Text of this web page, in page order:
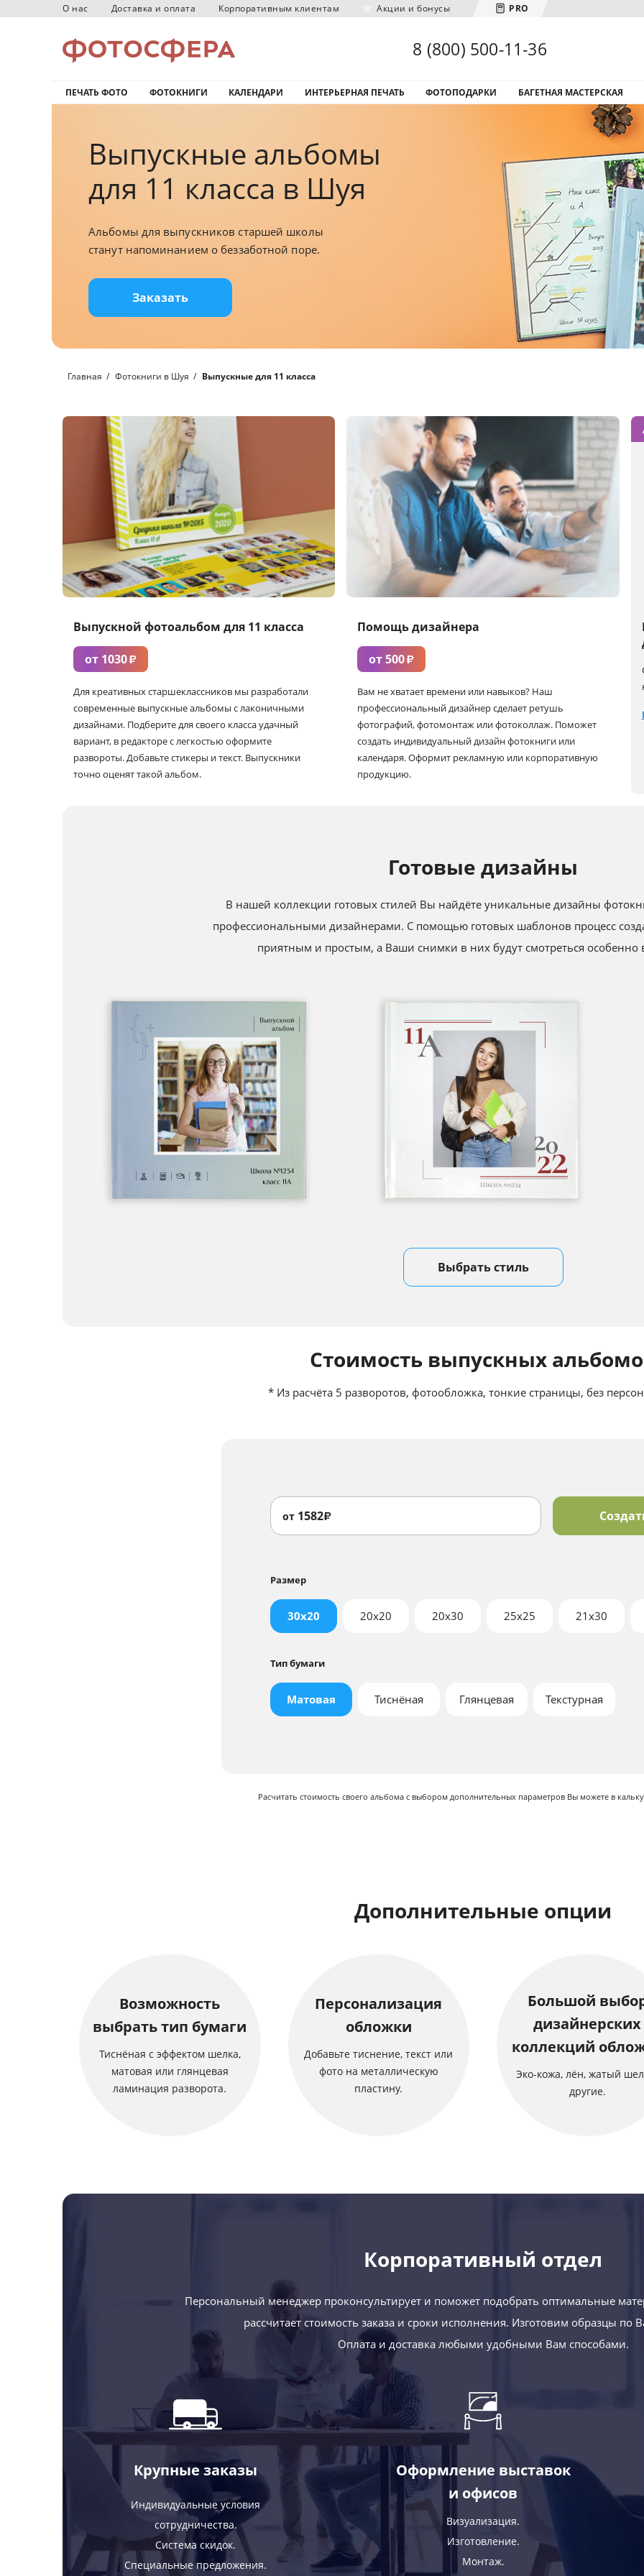
О нас Доставка и оплата Корпоративным клиентам Акции и бонусы PRO
Загрузка городов...
8 (800) 500-11-36
ПЕЧАТЬ ФОТО ФОТОКНИГИ КАЛЕНДАРИ ИНТЕРЬЕРНАЯ ПЕЧАТЬ ФОТОПОДАРКИ БАГЕТНАЯ МАСТЕРСКАЯ
Выпускные альбомы
для 11 класса в Шуя
Альбомы для выпускников старшей школы
станут напоминанием о беззаботной поре.
Заказать
Главная Фотокниги в Шуя Выпускные для 11 класса
Выпускной фотоальбом для 11 класса
от 1030₽
Для креативных старшеклассников мы разработали
современные выпускные альбомы с лаконичными
дизайнами. Подберите для своего класса удачный
вариант, в редакторе с легкостью оформите
развороты. Добавьте стикеры и текст. Выпускники
точно оценят такой альбом.
Помощь дизайнера
от 500₽
Вам не хватает времени или навыков? Наш
профессиональный дизайнер сделает ретушь
фотографий, фотомонтаж или фотоколлаж. Поможет
создать индивидуальный дизайн фотокниги или
календаря. Оформит рекламную или корпоративную
продукцию.
Готовые дизайны
В нашей коллекции готовых стилей Вы найдёте уникальные дизайны
профессиональными дизайнерами. С помощью готовых шаблонов процесс
приятным и простым, а Ваши снимки в них будут смотреться
Выбрать стиль
Стоимость выпускных
* Из расчёта 5 разворотов, фотообложка, тонкие страницы, без
от 1582₽
Размер
30x20 20x20 20x30 25x25 21х30
Тип бумаги
Матовая Тиснёная Глянцевая Текстурная
Расчитать стоимость своего альбома с выбором дополнительных параметров Вы можете в
Дополнительные опции
Возможность
выбрать тип бумаги
Тиснёная с эффектом шелка,
матовая или глянцевая
ламинация разворота.
Персонализация
обложки
Добавьте тиснение, текст или
фото на металлическую
пластину.
Большой
дизайнерских
коллекций
Эко-кожа, лён, жатый
другие.
Корпоративный отдел
Персональный менеджер проконсультирует и поможет подобрать оптимальные
рассчитает стоимость заказа и сроки исполнения. Изготовим образцы по
Оплата и доставка любыми удобными Вам способами.
Крупные заказы
Индивидуальные условия
сотрудничества.
Система скидок.
Специальные предложения.
Оформление выставок
и офисов
Визуализация.
Изготовление.
Монтаж.